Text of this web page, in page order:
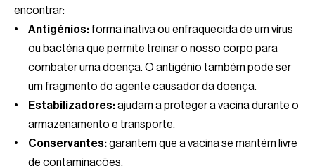
encontrar:
Antigénios: forma inativa ou enfraquecida de um vírus
ou bactéria que permite treinar o nosso corpo para
combater uma doença. O antigénio também pode ser
um fragmento do agente causador da doença.
Estabilizadores:ajudam a proteger a vacina durante o
armazenamento e transporte.
Conservantes:garantem que a vacina se mantém livre
de contaminações.